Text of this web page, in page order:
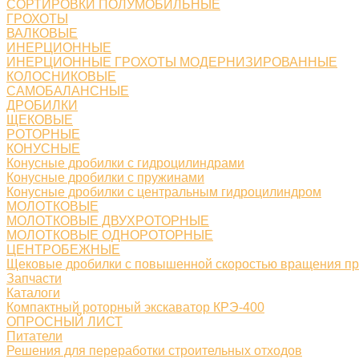
СОРТИРОВКИ ПОЛУМОБИЛЬНЫЕ
ГРОХОТЫ
ВАЛКОВЫЕ
ИНЕРЦИОННЫЕ
ИНЕРЦИОННЫЕ ГРОХОТЫ МОДЕРНИЗИРОВАННЫЕ
КОЛОСНИКОВЫЕ
САМОБАЛАНСНЫЕ
ДРОБИЛКИ
ЩЕКОВЫЕ
РОТОРНЫЕ
КОНУСНЫЕ
Конусные дробилки с гидроцилиндрами
Конусные дробилки с пружинами
Конусные дробилки с центральным гидроцилиндром
МОЛОТКОВЫЕ
МОЛОТКОВЫЕ ДВУХРОТОРНЫЕ
МОЛОТКОВЫЕ ОДНОРОТОРНЫЕ
ЦЕНТРОБЕЖНЫЕ
Щековые дробилки с повышенной скоростью вращения
Запчасти
Каталоги
Компактный роторный экскаватор КРЭ-400
ОПРОСНЫЙ ЛИСТ
Питатели
Решения для переработки строительных отходов